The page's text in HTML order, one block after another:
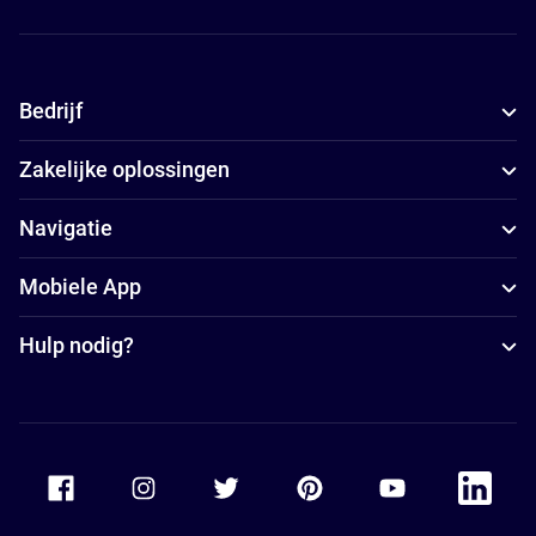
Bedrijf
Zakelijke oplossingen
Navigatie
Mobiele App
Hulp nodig?
Accor Facebook Accor TwitterAccor PinterestAccor Youtube
Accor